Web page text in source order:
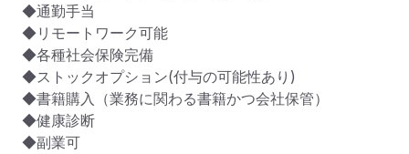
◆通勤手当
◆リモートワーク可能
◆各種社会保険完備
◆ストックオプション(付与の可能性あり)
◆書籍購入（業務に関わる書籍かつ会社保管）
◆健康診断
◆副業可